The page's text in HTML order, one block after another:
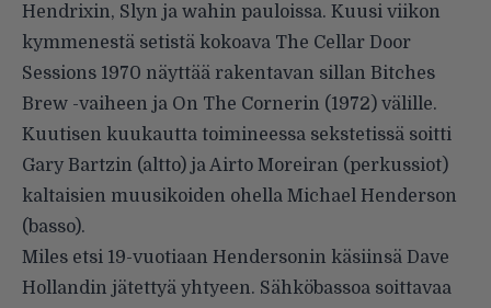
Hendrixin, Slyn ja wahin pauloissa. Kuusi viikon
kymmenestä setistä kokoava The Cellar Door
Sessions 1970 näyttää rakentavan sillan Bitches
Brew -vaiheen ja On The Cornerin (1972) välille.
Kuutisen kuukautta toimineessa sekstetissä soitti
Gary Bartzin (altto) ja Airto Moreiran (perkussiot)
kaltaisien muusikoiden ohella Michael Henderson
(basso).
Miles etsi 19-vuotiaan Hendersonin käsiinsä Dave
Hollandin jätettyä yhtyeen. Sähköbassoa soittavaa